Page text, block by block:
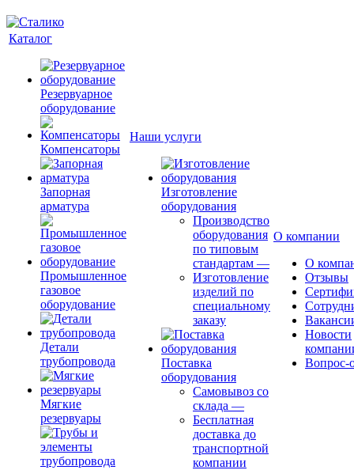
Каталог
Резервуарное
оборудование
Компенсаторы
Запорная
арматура
Промышленное
газовое
оборудование
Детали
трубопровода
Мягкие
резервуары
Наши услуги
Изготовление
оборудования
Производство
оборудования
по типовым
стандартам —
Изготовление
изделий по
специальному
заказу
Поставка
оборудования
Самовывоз со
склада —
Бесплатная
доставка до
транспортной
компании
О компании
О
Отзывы
Новости
Вопрос-